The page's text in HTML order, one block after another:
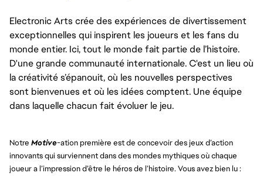
Electronic Arts crée des expériences de divertissement
exceptionnelles qui inspirent les joueurs et les fans du
monde entier. Ici, tout le monde fait partie de l’histoire.
D'une grande communauté internationale. C'est un lieu où
la créativité s’épanouit, où les nouvelles perspectives
sont bienvenues et où les idées comptent. Une équipe
dans laquelle chacun fait évoluer le jeu.
Notre Motive-ation première est de concevoir des jeux d’action
innovants qui surviennent dans des mondes mythiques où chaque
joueur a l’impression d’être le héros de l’histoire. Vous avez bien lu :